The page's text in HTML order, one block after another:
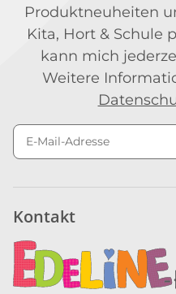
Produktneuheiten
Kita, Hort & Schule
kann mich
Weitere
Kontakt